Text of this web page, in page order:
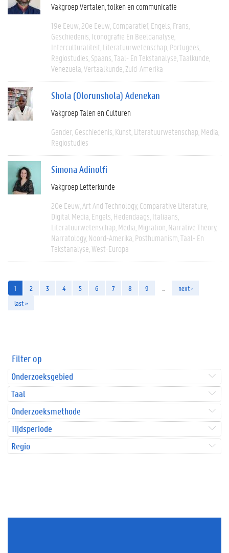
Vakgroep Vertalen, tolken en communicatie
19e Eeuw 20e Eeuw Comparatief Engels Frans
Geschiedenis Iconografie En Beeldanalyse
Interculturaliteit Literatuurwetenschap Portugees
Regiostudies Spaans Taal- En Tekstanalyse Taalkunde
Venezuela Vertaalkunde Zuid-Amerika
Shola (Olorunshola) Adenekan
Vakgroep Talen en Culturen
Gender Geschiedenis Kunst Literatuurwetenschap Media
Regiostudies
Simona Adinolfi
Vakgroep Letterkunde
20e Eeuw Art And Technology Comparative Literature
Digital Media Engels Hedendaags Italiaans
Literatuurwetenschap Media Migration Narrative Theory
Narratology Noord-Amerika Posthumanism Taal- En
Tekstanalyse West-Europa
1 2 3 4 5 6 7 8 9
next ›
last »
Filter op
Onderzoeksgebied
Taal
Onderzoeksmethode
Tijdsperiode
Regio